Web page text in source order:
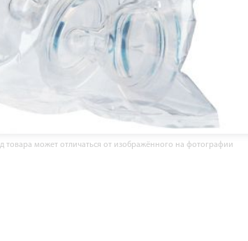
товара может отличаться от изображённого на фотографии